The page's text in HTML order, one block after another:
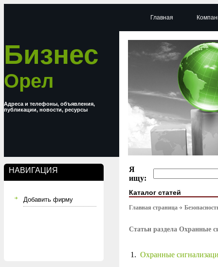
Бизнес
Орел
Адреса и телефоны, объявления,
публикации, новости, ресурсы
НАВИГАЦИЯ
Добавить фирму
Главная
Я
ищу:
Каталог статей
Главная страница
Статьи раздела Охранные
1. Охранные